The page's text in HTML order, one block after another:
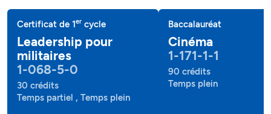
Certificat de 1er cycle
Leadership pour
militaires
1-068-5-0
30 crédits
Temps partiel , Temps plein
Baccalauréat
Cinéma
1-171-1-1
90 crédits
Temps plein